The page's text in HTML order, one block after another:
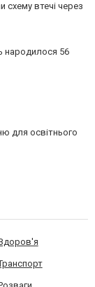
схему втечі через
народилося 56
для освітнього